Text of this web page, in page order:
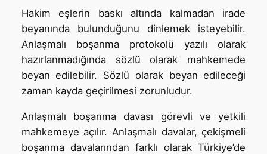
Hakim eşlerin baskı altında kalmadan irade
beyanında bulunduğunu dinlemek isteyebilir.
Anlaşmalı boşanma protokolü yazılı olarak
hazırlanmadığında sözlü olarak mahkemede
beyan edilebilir. Sözlü olarak beyan edileceği
zaman kayda geçirilmesi zorunludur.
Anlaşmalı boşanma davası görevli ve yetkili
mahkemeye açılır. Anlaşmalı davalar, çekişmeli
boşanma davalarından farklı olarak Türkiye’de